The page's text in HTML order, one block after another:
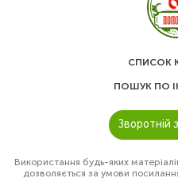
СПИСОК
ПОШУК ПО
Зворотній
Використання будь-яких
дозволяється за умови